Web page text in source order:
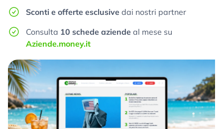
Sconti e offerte esclusive dai nostri partner
Consulta 10 schede aziende al mese su
Aziende.money.it